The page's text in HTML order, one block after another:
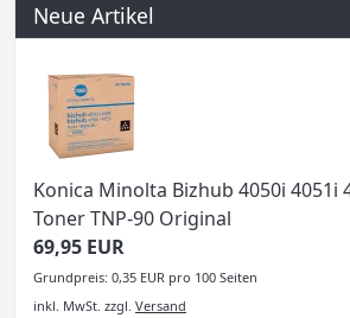
Neue Artikel
Konica Minolta Bizhub 4050i 4051i
Toner TNP-90 Original
69,95 EUR
Grundpreis: 0,35 EUR pro 100 Seiten
inkl. MwSt. zzgl. Versand